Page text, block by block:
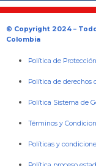
© Copyright 2024 –
Colombia
Política de
Política de derechos
Política Sistema de
Términos y
Políticas y